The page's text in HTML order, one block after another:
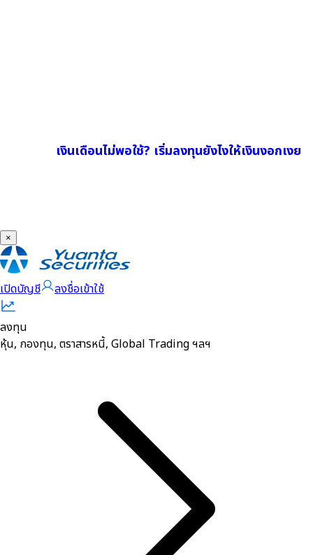
เงินเดือนไม่พอใช้? เริ่มลงทุนยังไงให้เงินงอกเงย
×
เปิดบัญชี ลงชื่อเข้าใช้
ลงทุน
หุ้น, กองทุน, ตราสารหนี้, Global Trading ฯลฯ